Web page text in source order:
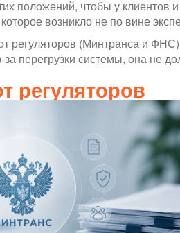
положений, чтобы у клиентов
возникло не по вине
регуляторов (Минтранса и
за перегрузки системы, она не
регуляторов